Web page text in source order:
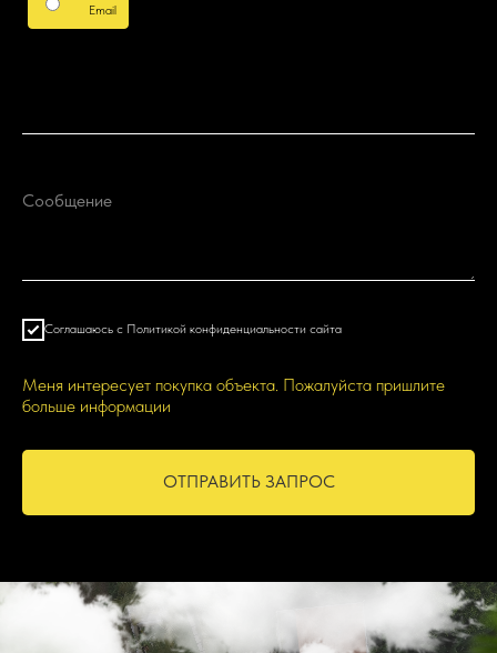
Email
Сообщение
Соглашаюсь с Политикой конфиденциальности сайта
Меня интересует покупка объекта. Пожалуйста пришлите
больше информации
ОТПРАВИТЬ ЗАПРОС